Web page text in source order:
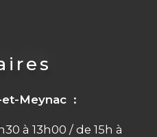
et-Meynac :
à 13h00 / de 15h à